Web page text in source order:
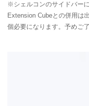
※シェルコンのサイドバー
Extension Cubeとの併用は
個必要になります。予めご